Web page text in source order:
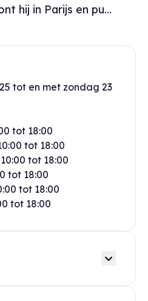
hij in Parijs en pu…
tot en met zondag 23
tot 18:00
tot 18:00
10:00 tot 18:00
tot 18:00
tot 18:00
tot 18:00